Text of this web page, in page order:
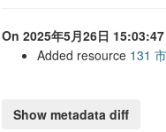
On 2025年5月26日
Added resource 131